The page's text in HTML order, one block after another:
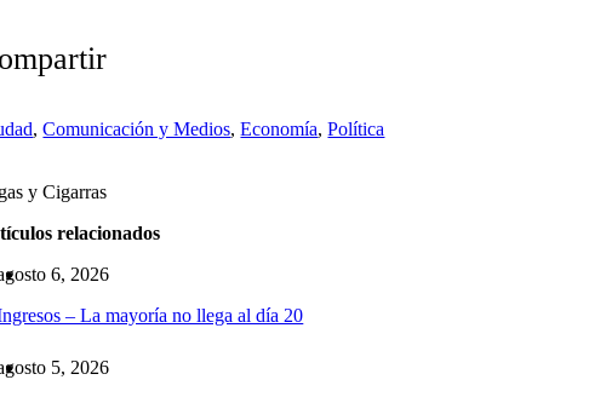
,Comunicación y Medios,Economía,Política
y Cigarras
relacionados
6, 2026
– La mayoría no llega al día 20
5, 2026